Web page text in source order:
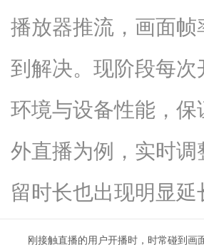
播放器推流，画面
到解决。现阶段每
环境与设备性能，
外直播为例，实时
留时长也出现明显
刚接触直播的用户开播时，时常碰到画